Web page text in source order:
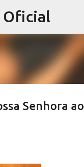
Oficial
Senhora